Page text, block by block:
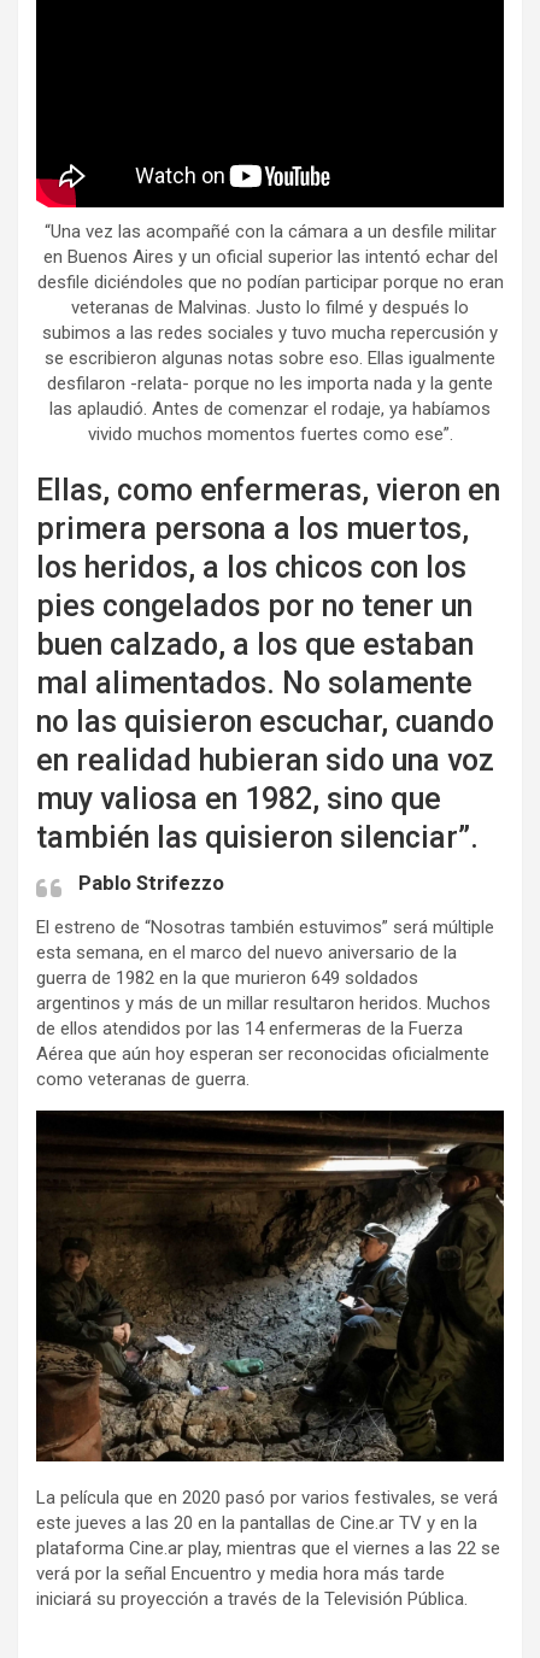
“Una vez las acompañé con la cámara a un desfile militar
en Buenos Aires y un oficial superior las intentó echar del
desfile diciéndoles que no podían participar porque no eran
veteranas de Malvinas. Justo lo filmé y después lo
subimos a las redes sociales y tuvo mucha repercusión y
se escribieron algunas notas sobre eso. Ellas igualmente
desfilaron -relata- porque no les importa nada y la gente
las aplaudió. Antes de comenzar el rodaje, ya habíamos
vivido muchos momentos fuertes como ese”.
Ellas, como enfermeras, vieron en
primera persona a los muertos,
los heridos, a los chicos con los
pies congelados por no tener un
buen calzado, a los que estaban
mal alimentados. No solamente
no las quisieron escuchar, cuando
en realidad hubieran sido una voz
muy valiosa en 1982, sino que
también las quisieron silenciar”.
Pablo Strifezzo
El estreno de “Nosotras también estuvimos” será múltiple
esta semana, en el marco del nuevo aniversario de la
guerra de 1982 en la que murieron 649 soldados
argentinos y más de un millar resultaron heridos. Muchos
de ellos atendidos por las 14 enfermeras de la Fuerza
Aérea que aún hoy esperan ser reconocidas oficialmente
como veteranas de guerra.
La película que en 2020 pasó por varios festivales, se verá
este jueves a las 20 en la pantallas de Cine.ar TV y en la
plataforma Cine.ar play, mientras que el viernes a las 22 se
verá por la señal Encuentro y media hora más tarde
iniciará su proyección a través de la Televisión Pública.